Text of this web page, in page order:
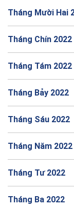
Tháng Mười Hai
Tháng Chín 2022
Tháng Tám 2022
Tháng Bảy 2022
Tháng Sáu 2022
Tháng Năm 2022
Tháng Tư 2022
Tháng Ba 2022